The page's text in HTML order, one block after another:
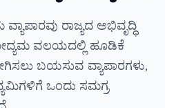
ರಾಜ್ಯದ ಅಭಿವೃದ್ಧಿ
ವಲಯದಲ್ಲಿ ಹೂಡಿಕೆ
ಬಯಸುವ ವ್ಯಾಪಾರಗಳು,
ಒಂದು ಸಮಗ್ರ